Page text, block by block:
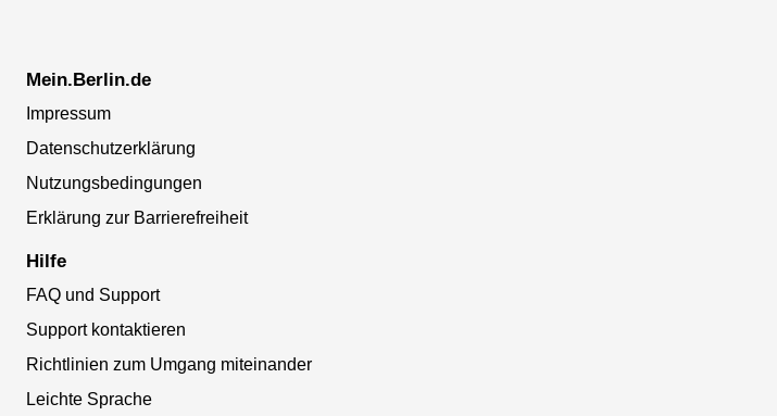
Mein.Berlin.de
Impressum
Datenschutzerklärung
Nutzungsbedingungen
Erklärung zur Barrierefreiheit
Hilfe
FAQ und Support
Support kontaktieren
Richtlinien zum Umgang miteinander
Leichte Sprache